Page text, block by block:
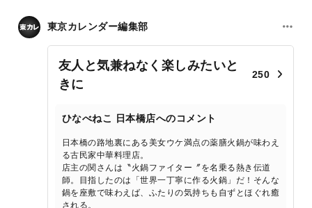
東京カレンダー編集部
友人と気兼ねなく楽しみたいと
きに
250
ひなべねこ 日本橋店へのコメント
日本橋の路地裏にある美女ウケ満点の薬膳火鍋が味わえ
る古民家中華料理店。
店主の関さんは〝火鍋ファイター〞を名乗る熱き伝道
師。目指したのは「世界一丁寧に作る火鍋」だ！そんな
鍋を座敷で味わえば、ふたりの気持ちも自ずとほぐれ癒
される。